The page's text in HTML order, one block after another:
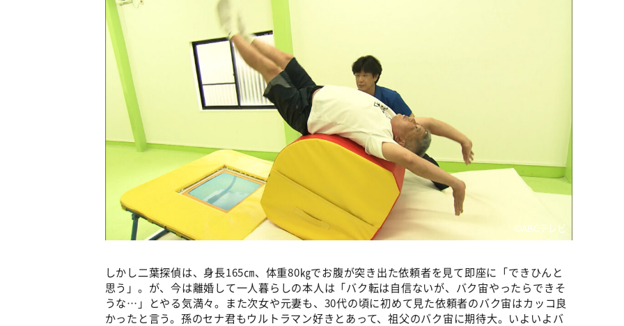
©️ABCテレビ
しかし二葉探偵は、身長165㎝、体重80㎏でお腹が突き出た依頼者を見て即座に「できひんと
思う」。が、今は離婚して一人暮らしの本人は「バク転は自信ないが、バク宙やったらできそ
うな…」とやる気満々。また次女や元妻も、30代の頃に初めて見た依頼者のバク宙はカッコ良
かったと言う。孫のセナ君もウルトラマン好きとあって、祖父のバク宙に期待大。いよいよバ